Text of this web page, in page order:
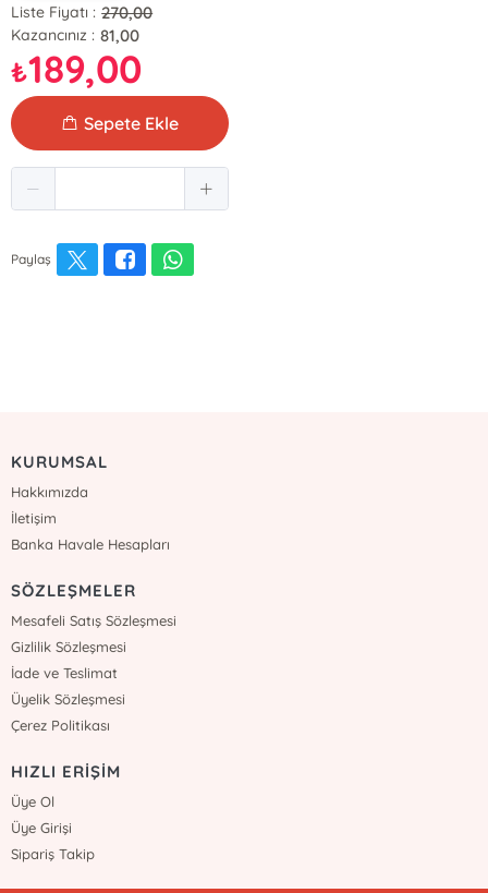
Liste Fiyatı : 270,00
Kazancınız : 81,00
₺189,00
Sepete Ekle
Paylaş
KURUMSAL
Hakkımızda
İletişim
Banka Havale Hesapları
SÖZLEŞMELER
Mesafeli Satış Sözleşmesi
Gizlilik Sözleşmesi
İade ve Teslimat
Üyelik Sözleşmesi
Çerez Politikası
HIZLI ERİŞİM
Üye Ol
Üye Girişi
Sipariş Takip